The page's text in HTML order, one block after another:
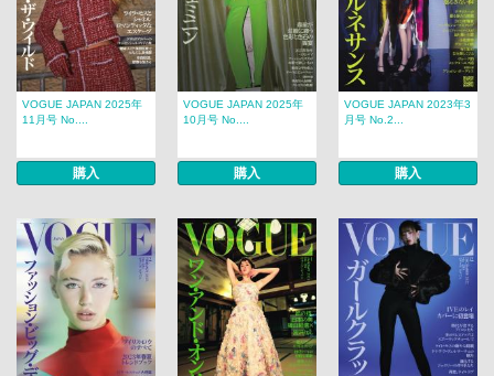
VOGUE JAPAN 2025年
11月号 No....
購入
VOGUE JAPAN 2025年
10月号 No....
購入
VOGUE JAPAN 2023年3
月号 No.2...
購入